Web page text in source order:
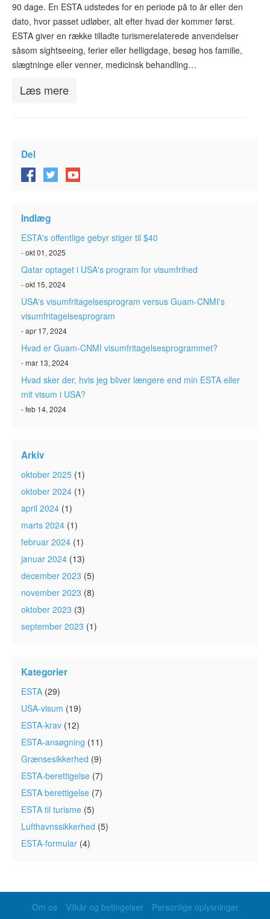
90 dage. En ESTA udstedes for en periode på to år eller den
dato, hvor passet udløber, alt efter hvad der kommer først.
ESTA giver en række tilladte turismerelaterede anvendelser
såsom sightseeing, ferier eller helligdage, besøg hos familie,
slægtninge eller venner, medicinsk behandling…
Læs mere
Del
Indlæg
ESTA's offentlige gebyr stiger til $40
- okt 01, 2025
Qatar optaget i USA's program for visumfrihed
- okt 15, 2024
USA's visumfritagelsesprogram versus Guam-CNMI's
visumfritagelsesprogram
- apr 17, 2024
Hvad er Guam-CNMI visumfritagelsesprogrammet?
- mar 13, 2024
Hvad sker der, hvis jeg bliver længere end min ESTA eller
mit visum i USA?
- feb 14, 2024
Arkiv
oktober 2025 (1)
oktober 2024 (1)
april 2024 (1)
marts 2024 (1)
februar 2024 (1)
januar 2024 (13)
december 2023 (5)
november 2023 (8)
oktober 2023 (3)
september 2023 (1)
Kategorier
ESTA (29)
USA-visum (19)
ESTA-krav (12)
ESTA-ansøgning (11)
Grænsesikkerhed (9)
ESTA-berettigelse (7)
ESTA berettigelse (7)
ESTA til turisme (5)
Lufthavnssikkerhed (5)
ESTA-formular (4)
Om os Vilkår og betingelser Personlige oplysninger